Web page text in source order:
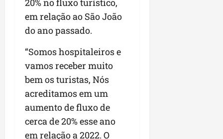
20% no fluxo turístico,
em relação ao São João
do ano passado.
“Somos hospitaleiros e
vamos receber muito
bem os turistas, Nós
acreditamos em um
aumento de fluxo de
cerca de 20% esse ano
em relação a 2022. O